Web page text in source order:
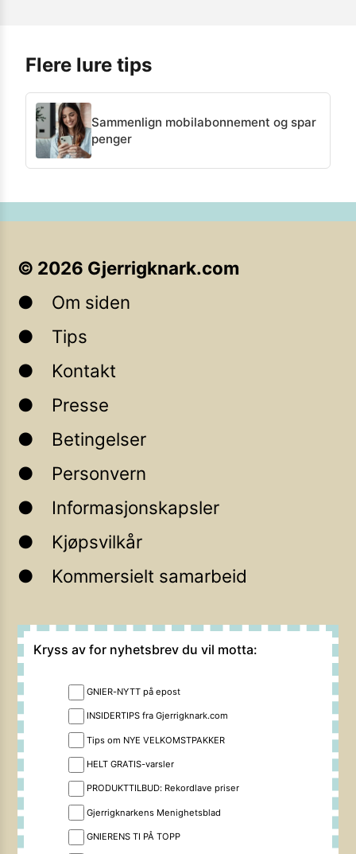
Flere lure tips
Sammenlign mobilabonnement og spar
penger
© 2026 Gjerrigknark.com
Om siden
Tips
Kontakt
Presse
Betingelser
Personvern
Informasjonskapsler
Kjøpsvilkår
Kommersielt samarbeid
Kryss av for nyhetsbrev du vil motta:
GNIER-NYTT på epost
INSIDERTIPS fra Gjerrigknark.com
Tips om NYE VELKOMSTPAKKER
HELT GRATIS-varsler
PRODUKTTILBUD: Rekordlave priser
Gjerrigknarkens Menighetsblad
GNIERENS TI PÅ TOPP